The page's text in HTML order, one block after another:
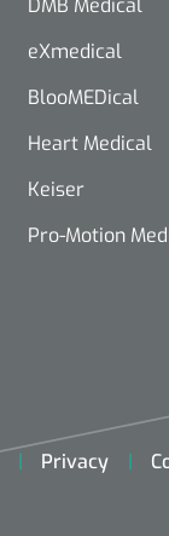
eXmedical
BlooMEDical
Heart Medical
Keiser
Pro-Motion
Privacy